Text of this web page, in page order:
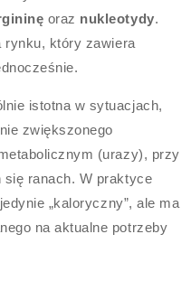
oraz nukleotydy.
rynku, który zawiera
istotna w sytuacjach,
zwiększonego
(urazy), przy
ranach. W praktyce
„kaloryczny”, ale ma
na aktualne potrzeby